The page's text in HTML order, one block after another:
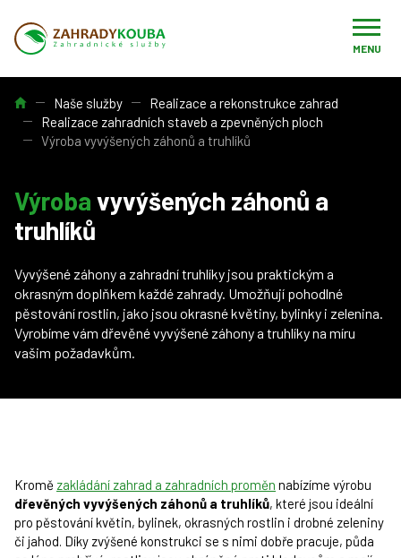
MENU
Úvod Naše služby
Realizace a rekonstrukce zahrad
Realizace zahradních staveb a zpevněných ploch
Výroba vyvýšených záhonů a truhlíků
Výroba vyvýšených záhonů a
truhlíků
Vyvýšené záhony a zahradní truhlíky jsou praktickým a
okrasným doplňkem každé zahrady. Umožňují pohodlné
pěstování rostlin, jako jsou okrasné květiny, bylinky i zelenina.
Vyrobíme vám dřevěné vyvýšené záhony a truhlíky na míru
vašim požadavkům.
Kromě zakládání zahrad a zahradních proměn nabízíme výrobu
dřevěných vyvýšených záhonů a truhlíků, které jsou ideální
pro pěstování květin, bylinek, okrasných rostlin i drobné zeleniny
či jahod. Díky zvýšené konstrukci se s nimi dobře pracuje, půda